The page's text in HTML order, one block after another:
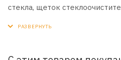
стекла, щеток
безопасно очищает